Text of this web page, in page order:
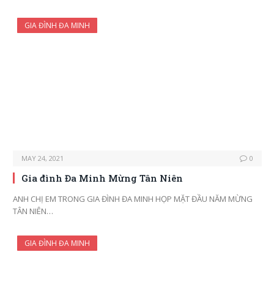
GIA ĐÌNH ĐA MINH
MAY 24, 2021 0
Gia đình Đa Minh Mừng Tân Niên
ANH CHỊ EM TRONG GIA ĐÌNH ĐA MINH HỌP MẶT ĐẦU NĂM MỪNG
TÂN NIÊN…
GIA ĐÌNH ĐA MINH